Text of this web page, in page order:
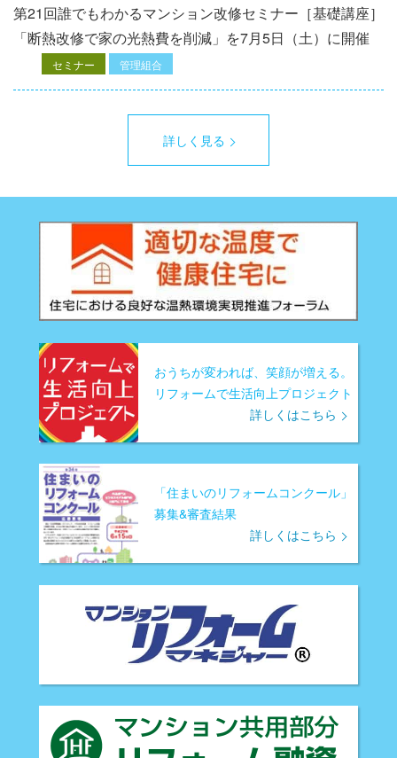
第21回誰でもわかるマンション改修セミナー［基礎講座］
「断熱改修で家の光熱費を削減」を7月5日（土）に開催
セミナー 管理組合
詳しく見る
おうちが変われば、笑顔が増える。
リフォームで生活向上プロジェクト
詳しくはこちら
「住まいのリフォームコンクール」
募集&審査結果
詳しくはこちら